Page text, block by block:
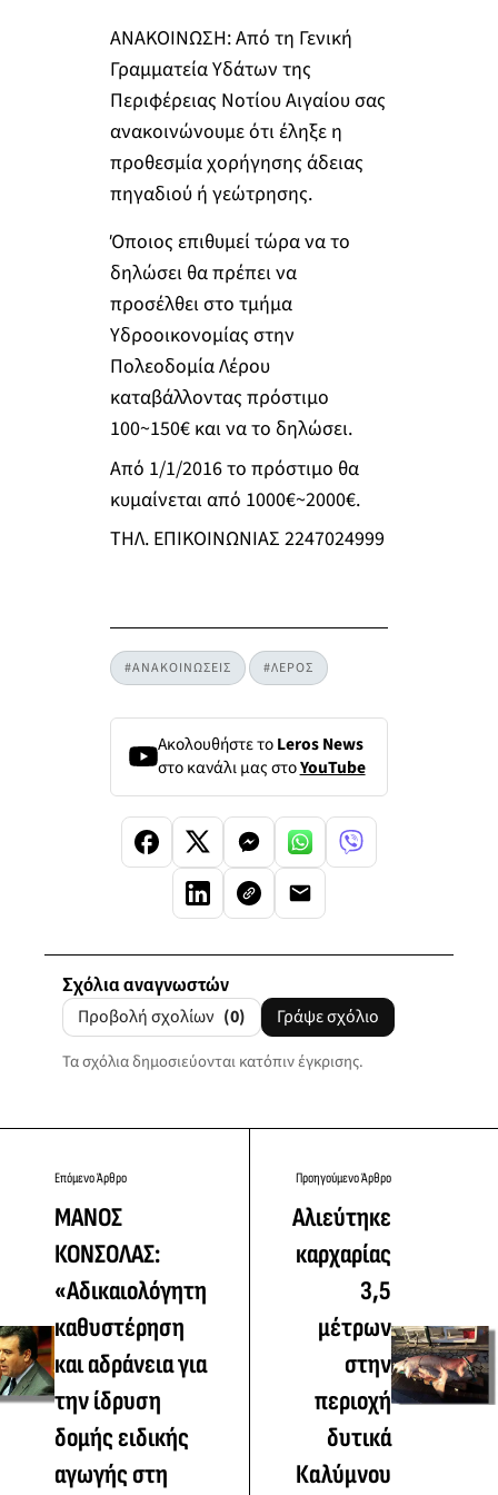
ΑΝΑΚΟΙΝΩΣΗ: Από τη Γενική
Γραμματεία Υδάτων της
Περιφέρειας Νοτίου Αιγαίου σας
ανακοινώνουμε ότι έληξε η
προθεσμία χορήγησης άδειας
πηγαδιού ή γεώτρησης.
Όποιος επιθυμεί τώρα να το
δηλώσει θα πρέπει να
προσέλθει στο τμήμα
Υδροοικονομίας στην
Πολεοδομία Λέρου
καταβάλλοντας πρόστιμο
100~150€ και να το δηλώσει.
Από 1/1/2016 το πρόστιμο θα
κυμαίνεται από 1000€~2000€.
ΤΗΛ. ΕΠΙΚΟΙΝΩΝΙΑΣ 2247024999
#ΑΝΑΚΟΙΝΩΣΕΙΣ #ΛΕΡΟΣ
Ακολουθήστε τοLeros News
στο κανάλι μας στοYouTube
Σχόλια αναγνωστών
Προβολή σχολίων (0) Γράψε σχόλιο
Τα σχόλια δημοσιεύονται κατόπιν έγκρισης.
Επόμενο Άρθρο
ΜΑΝΟΣ
ΚΟΝΣΟΛΑΣ:
«Αδικαιολόγητη
καθυστέρηση
και αδράνεια για
την ίδρυση
δομής ειδικής
αγωγής στη
Προηγούμενο Άρθρο
Αλιεύτηκε
καρχαρίας
3,5
μέτρων
στην
περιοχή
δυτικά
Καλύμνου